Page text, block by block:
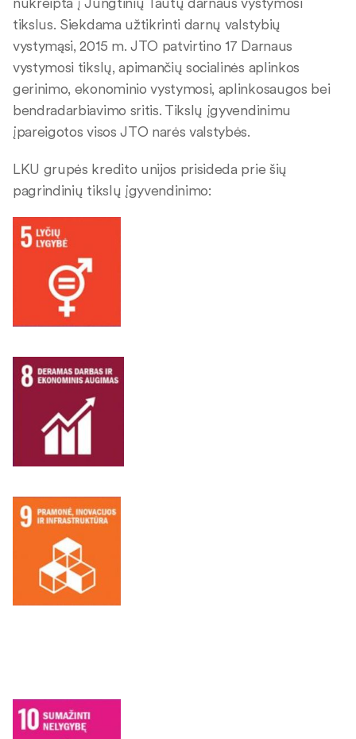
tikslus. Siekdama užtikrinti darnų valstybių
vystymąsi, 2015 m. JTO patvirtino 17 Darnaus
vystymosi tikslų, apimančių socialinės aplinkos
gerinimo, ekonominio vystymosi, aplinkosaugos bei
bendradarbiavimo sritis. Tikslų įgyvendinimu
įpareigotos visos JTO narės valstybės.
LKU grupės kredito unijos prisideda prie šių
pagrindinių tikslų įgyvendinimo: